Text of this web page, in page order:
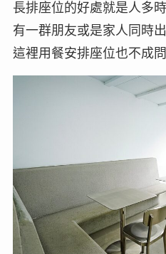
長排座位的好處就是人多
有一群朋友或是家人同時
這裡用餐安排座位也不成問